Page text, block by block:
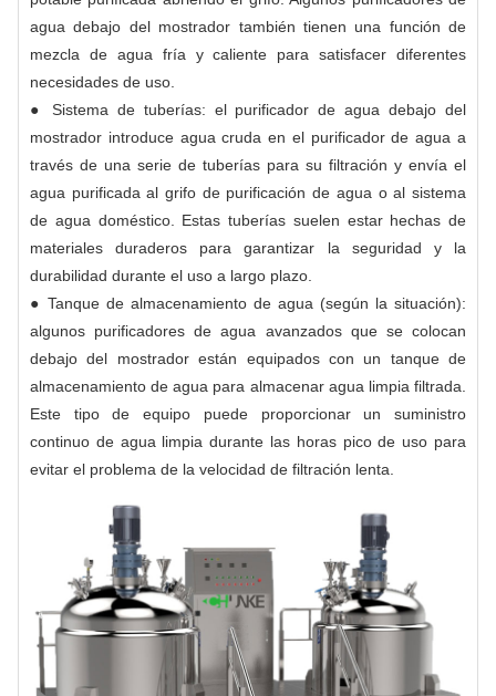
agua debajo del mostrador también tienen una función de
mezcla de agua fría y caliente para satisfacer diferentes
necesidades de uso.
● Sistema de tuberías: el purificador de agua debajo del
mostrador introduce agua cruda en el purificador de agua a
través de una serie de tuberías para su filtración y envía el
agua purificada al grifo de purificación de agua o al sistema
de agua doméstico. Estas tuberías suelen estar hechas de
materiales duraderos para garantizar la seguridad y la
durabilidad durante el uso a largo plazo.
● Tanque de almacenamiento de agua (según la situación):
algunos purificadores de agua avanzados que se colocan
debajo del mostrador están equipados con un tanque de
almacenamiento de agua para almacenar agua limpia filtrada.
Este tipo de equipo puede proporcionar un suministro
continuo de agua limpia durante las horas pico de uso para
evitar el problema de la velocidad de filtración lenta.